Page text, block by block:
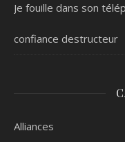
Je fouille dans son
confiance destructeur
Alliances